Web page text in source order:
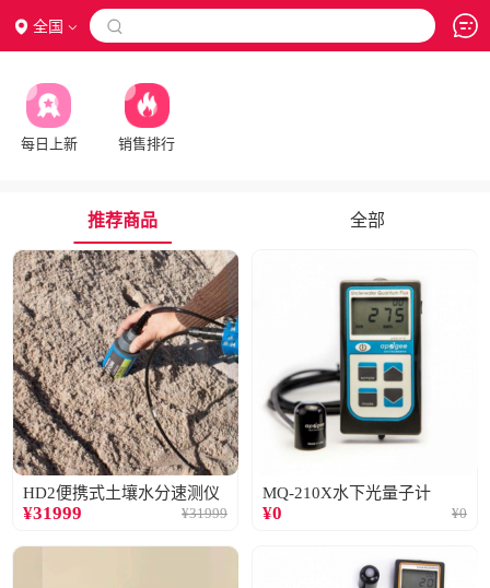
全国 
每日上新 销售排行
推荐商品 全部
HD2便携式土壤水分速测仪
¥31999 ¥31999
MQ-210X水下光量子计
¥0 ¥0